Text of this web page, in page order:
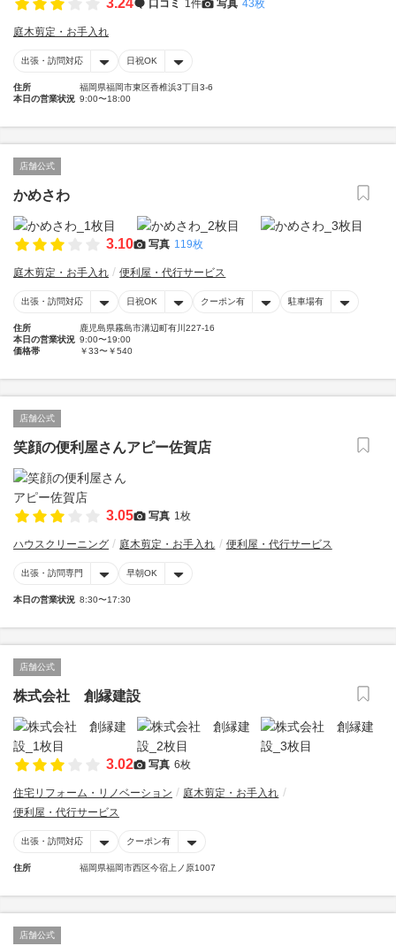
3.24 口コミ 1件 写真 43枚
庭木剪定・お手入れ
出張・訪問対応 日祝OK
住所
福岡県福岡市東区香椎浜3丁目3-6
本日の営業状況 9:00〜18:00
店舗公式
かめさわ
3.10 写真 119枚
庭木剪定・お手入れ 便利屋・代行サービス
出張・訪問対応 日祝OK クーポン有 駐車場有
住所
鹿児島県霧島市溝辺町有川227-16
本日の営業状況 9:00〜19:00
価格帯
￥33〜￥540
店舗公式
笑顔の便利屋さんアピー佐賀店
3.05 写真 1枚
ハウスクリーニング 庭木剪定・お手入れ 便利屋・代行サービス
出張・訪問専門 早朝OK
本日の営業状況 8:30〜17:30
店舗公式
株式会社 創縁建設
3.02 写真 6枚
住宅リフォーム・リノベーション
庭木剪定・お手入れ
便利屋・代行サービス
出張・訪問対応 クーポン有
住所 福岡県福岡市西区今宿上ノ原1007
店舗公式